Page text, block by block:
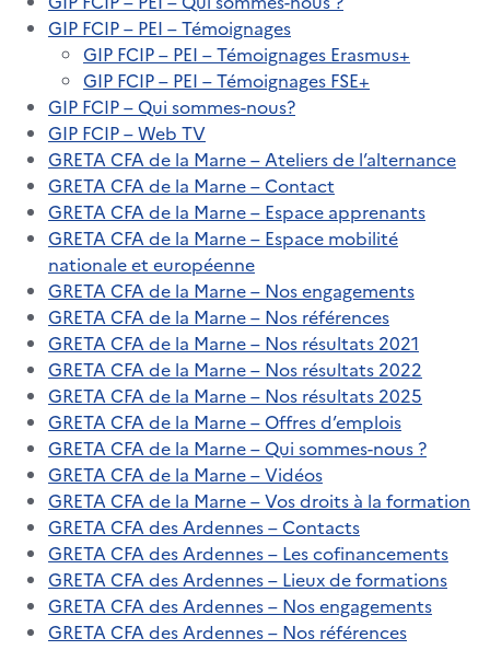
GIP FCIP – PEI – Témoignages
GIP FCIP – PEI – Témoignages Erasmus+
GIP FCIP – PEI – Témoignages FSE+
GIP FCIP – Qui sommes-nous?
GIP FCIP – Web TV
GRETA CFA de la Marne – Ateliers de l’alternance
GRETA CFA de la Marne – Contact
GRETA CFA de la Marne – Espace apprenants
GRETA CFA de la Marne – Espace mobilité
nationale et européenne
GRETA CFA de la Marne – Nos engagements
GRETA CFA de la Marne – Nos références
GRETA CFA de la Marne – Nos résultats 2021
GRETA CFA de la Marne – Nos résultats 2022
GRETA CFA de la Marne – Nos résultats 2025
GRETA CFA de la Marne – Offres d’emplois
GRETA CFA de la Marne – Qui sommes-nous ?
GRETA CFA de la Marne – Vidéos
GRETA CFA de la Marne – Vos droits à la formation
GRETA CFA des Ardennes – Contacts
GRETA CFA des Ardennes – Les cofinancements
GRETA CFA des Ardennes – Lieux de formations
GRETA CFA des Ardennes – Nos engagements
GRETA CFA des Ardennes – Nos références